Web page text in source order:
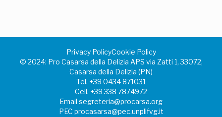
Privacy PolicyCookie Policy
©️ 2024: Pro Casarsa della Delizia APS via Zatti 1, 33072,
Casarsa della Delizia (PN)
Tel. +39 0434 871031
Cell. +39 338 7874972
Email segreteria@procarsa.org
PEC procasarsa@pec.unplifvg.it